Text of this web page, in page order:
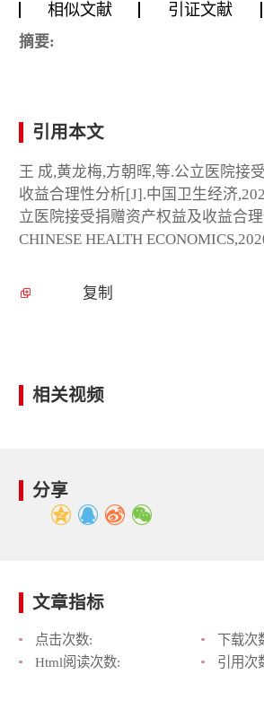
相似文献
引证文献
摘要:
引用本文
王 成,黄龙梅,方朝晖,等.公立医院接
收益合理性分析[J].中国卫生经济
立医院接受捐赠资产权益及收益合
CHINESE HEALTH
复制
相关视频
分享
文章指标
点击次数:
下载次
Html阅读次数:
引用次